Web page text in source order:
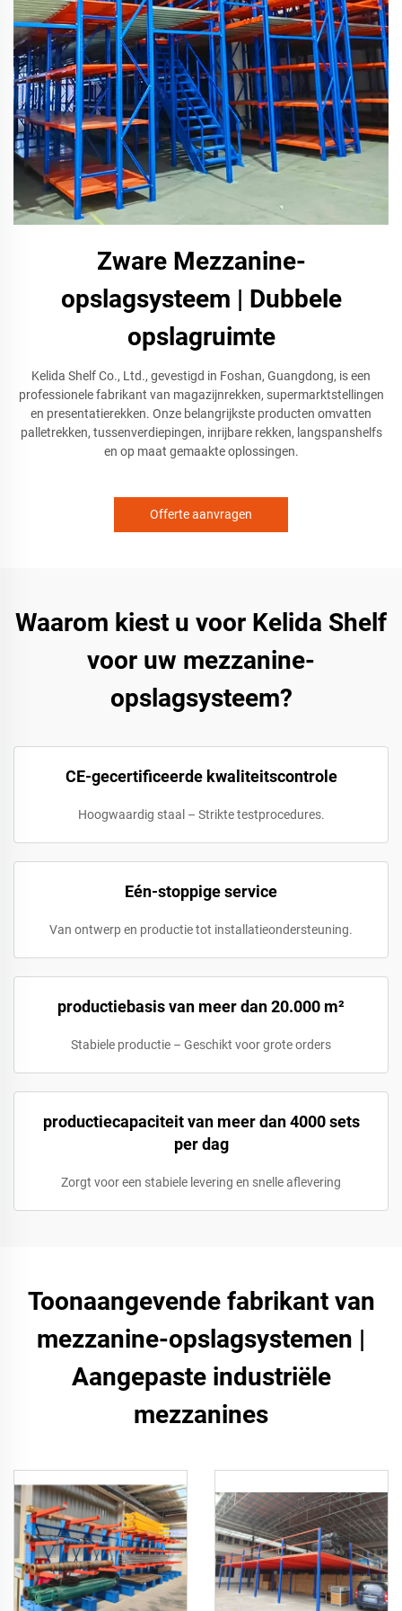
Zware Mezzanine-
opslagsysteem | Dubbele
opslagruimte
Kelida Shelf Co., Ltd., gevestigd in Foshan, Guangdong, is een
professionele fabrikant van magazijnrekken, supermarktstellingen
en presentatierekken. Onze belangrijkste producten omvatten
palletrekken, tussenverdiepingen, inrijbare rekken, langspanshelfs
en op maat gemaakte oplossingen.
Offerte aanvragen
Waarom kiest u voor Kelida Shelf
voor uw mezzanine-
opslagsysteem?
CE-gecertificeerde kwaliteitscontrole
Hoogwaardig staal – Strikte testprocedures.
Eén-stoppige service
Van ontwerp en productie tot installatieondersteuning.
productiebasis van meer dan 20.000 m²
Stabiele productie – Geschikt voor grote orders
productiecapaciteit van meer dan 4000 sets
per dag
Zorgt voor een stabiele levering en snelle aflevering
Toonaangevende fabrikant van
mezzanine-opslagsystemen |
Aangepaste industriële
mezzanines